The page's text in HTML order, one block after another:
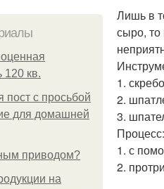
120 кв.
пост с просьбой
для домашней
приводом?
на
Лишь в
сыро, то
1.
2.
3.
Процесс:
1. с
2.